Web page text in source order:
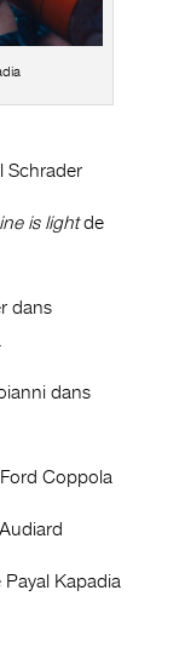
Schrader
is lightde
dans
dans
Coppola
Kapadia